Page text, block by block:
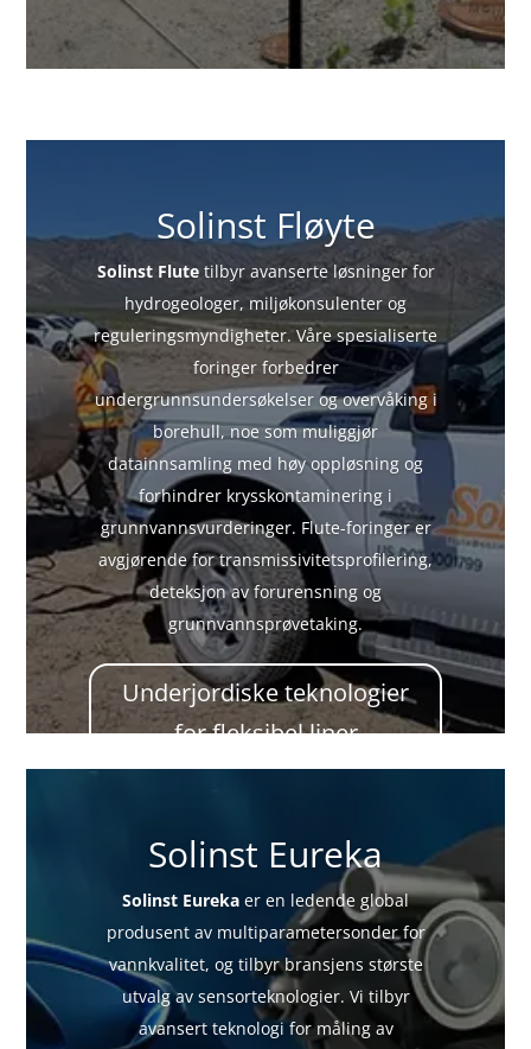
Solinst Fløyte
Solinst Flutetilbyr avanserte løsninger for
hydrogeologer, miljøkonsulenter og
reguleringsmyndigheter. Våre spesialiserte
foringer forbedrer
undergrunnsundersøkelser og overvåking i
borehull, noe som muliggjør
datainnsamling med høy oppløsning og
forhindrer krysskontaminering i
grunnvannsvurderinger. Flute-foringer er
avgjørende for transmissivitetsprofilering,
deteksjon av forurensning og
grunnvannsprøvetaking.
Underjordiske teknologier
for fleksibel liner
Solinst Eureka
Solinst Eureka er en ledende global
produsent av multiparametersonder for
vannkvalitet, og tilbyr bransjens største
utvalg av sensorteknologier. Vi tilbyr
avansert teknologi for måling av